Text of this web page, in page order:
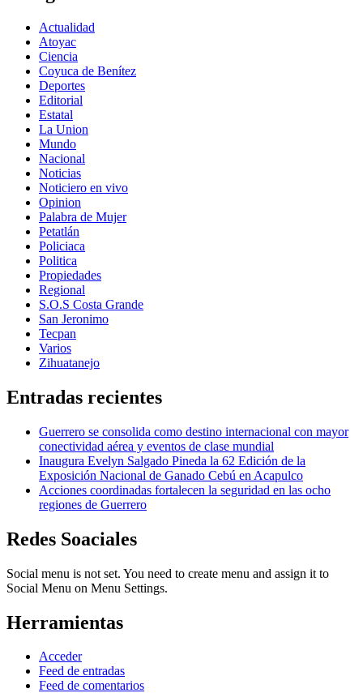
Actualidad
Atoyac
Ciencia
Coyuca de Benítez
Deportes
Editorial
Estatal
La Union
Mundo
Nacional
Noticias
Noticiero en vivo
Opinion
Palabra de Mujer
Petatlán
Policiaca
Politica
Propiedades
Regional
S.O.S Costa Grande
San Jeronimo
Tecpan
Varios
Zihuatanejo
Entradas recientes
Guerrero se consolida como destino internacional con mayor
conectividad aérea y eventos de clase mundial
Inaugura Evelyn Salgado Pineda la 62 Edición de la
Exposición Nacional de Ganado Cebú en Acapulco
Acciones coordinadas fortalecen la seguridad en las ocho
regiones de Guerrero
Redes Soaciales
Social menu is not set. You need to create menu and assign it to
Social Menu on Menu Settings.
Herramientas
Acceder
Feed de entradas
Feed de comentarios